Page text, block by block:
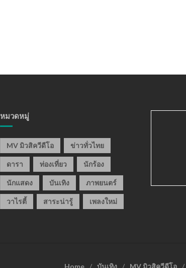
หมวดหมู่
MV มิวสิควีดีโอ ข่าวทั่วไทย
ดารา ท่องเที่ยว นักร้อง
นักแสดง บันเทิง ภาพยนตร์
วาไรตี้ สาระน่ารู้ เพลงใหม่
Home บันเทิง MV มิวสิควีดีโอ